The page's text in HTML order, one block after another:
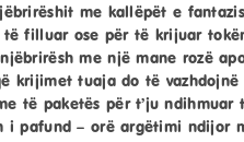
me kallëpët e
filluar ose për të krijuar
me një mane rozë
krijimet tuaja do të
të paketës për t’ju
pafund – orë argëtimi ndijor